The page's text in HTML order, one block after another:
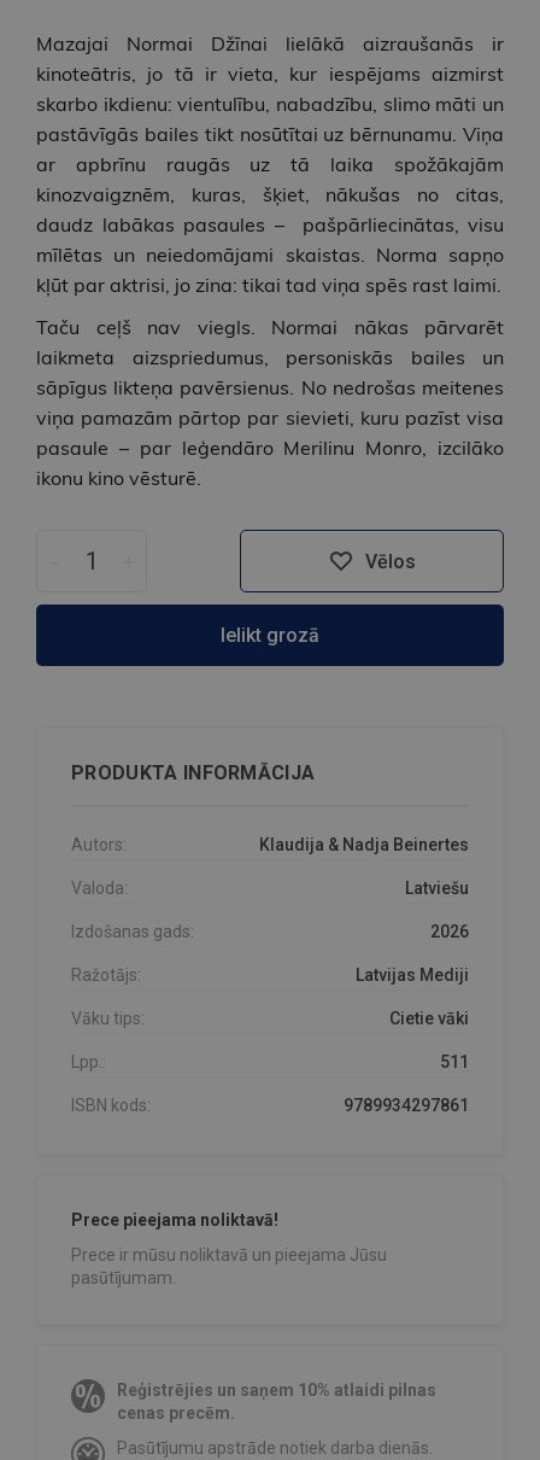
Mazajai Normai Džīnai lielākā aizraušanās ir
kinoteātris, jo tā ir vieta, kur iespējams aizmirst
skarbo ikdienu: vientulību, nabadzību, slimo māti un
pastāvīgās bailes tikt nosūtītai uz bērnunamu. Viņa
ar apbrīnu raugās uz tā laika spožākajām
kinozvaigznēm, kuras, šķiet, nākušas no citas,
daudz labākas pasaules – pašpārliecinātas, visu
mīlētas un neiedomājami skaistas. Norma sapņo
kļūt par aktrisi, jo zina: tikai tad viņa spēs rast laimi.
Taču ceļš nav viegls. Normai nākas pārvarēt
laikmeta aizspriedumus, personiskās bailes un
sāpīgus likteņa pavērsienus. No nedrošas meitenes
viņa pamazām pārtop par sievieti, kuru pazīst visa
pasaule – par leģendāro Merilinu Monro, izcilāko
ikonu kino vēsturē.
Vēlos
Ielikt grozā
PRODUKTA INFORMĀCIJA
Autors: Klaudija & Nadja Beinertes
Valoda: Latviešu
Izdošanas gads: 2026
Ražotājs: Latvijas Mediji
Vāku tips: Cietie vāki
Lpp.: 511
ISBN kods: 9789934297861
Prece pieejama noliktavā!
Prece ir mūsu noliktavā un pieejama Jūsu
pasūtījumam.
Reģistrējies un saņem 10% atlaidi pilnas
cenas precēm.
Pasūtījumu apstrāde notiek darba dienās.